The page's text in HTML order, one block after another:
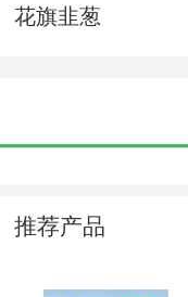
花旗韭葱
推荐产品